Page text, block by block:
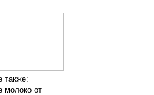
также:
молоко от